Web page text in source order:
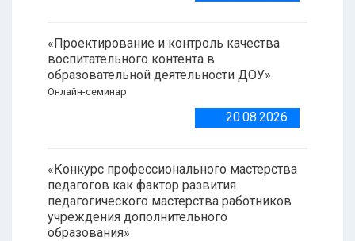
«Проектирование и контроль качества
воспитательного контента в
образовательной деятельности ДОУ»
Онлайн-семинар
20.08.2026
«Конкурс профессионального мастерства
педагогов как фактор развития
педагогического мастерства работников
учреждения дополнительного
образования»